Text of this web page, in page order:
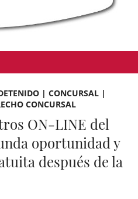
| CONCURSAL |
CONCURSAL
ON-LINE del
oportunidad y
después de la